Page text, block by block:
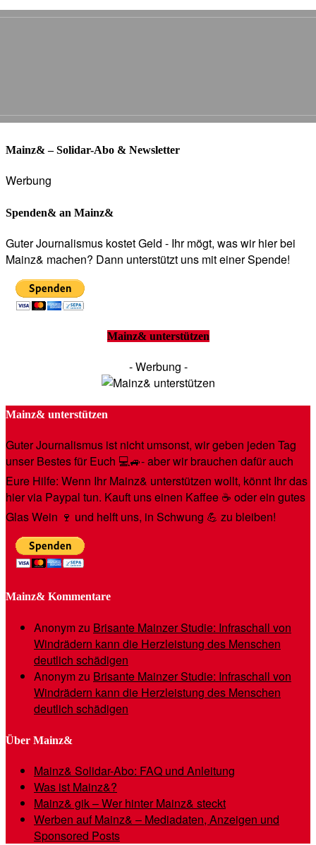
Mainz& – Solidar-Abo & Newsletter
Werbung
Spenden& an Mainz&
Guter Journalismus kostet Geld - Ihr mögt, was wir hier bei
Mainz& machen? Dann unterstützt uns mit einer Spende!
Mainz& unterstützen
- Werbung -
Mainz& unterstützen
Guter Journalismus ist nicht umsonst, wir geben jeden Tag
unser Bestes für Euch 💻🚙- aber wir brauchen dafür auch
Eure Hilfe: Wenn Ihr Mainz& unterstützen wollt, könnt Ihr das
hier via Paypal tun. Kauft uns einen Kaffee ☕️ oder ein gutes
Glas Wein 🍷 und helft uns, in Schwung 💪 zu bleiben!
Mainz& Kommentare
Anonymzu Brisante Mainzer Studie: Infraschall von
Windrädern kann die Herzleistung des Menschen
deutlich schädigen
Anonymzu Brisante Mainzer Studie: Infraschall von
Windrädern kann die Herzleistung des Menschen
deutlich schädigen
Über Mainz&
Mainz& Solidar-Abo: FAQ und Anleitung
Was ist Mainz&?
Mainz& gik – Wer hinter Mainz& steckt
Werben auf Mainz& – Mediadaten, Anzeigen und
Sponsored Posts